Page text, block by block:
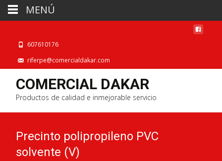
607610176
riferpe@comercialdakar.com
COMERCIAL DAKAR
Productos de calidad e inmejorable servicio
Precinto polipropileno PVC
solvente (V)
MENÚ